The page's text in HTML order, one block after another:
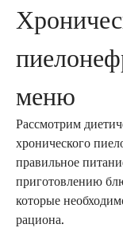
меню
Рассмотрим
хронического
правильное
приготовлению
которые
рациона.